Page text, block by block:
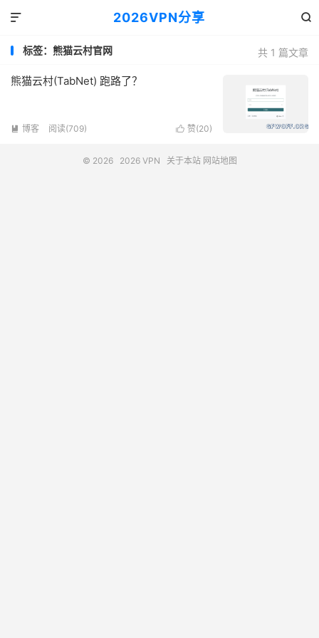
2026VPN分享 

共 1 篇文章
标签：熊猫云村官网
熊猫云村(TabNet) 跑路了？
 赞(20)
 博客 阅读(709)
© 2026 2026 VPN 关于本站 网站地图